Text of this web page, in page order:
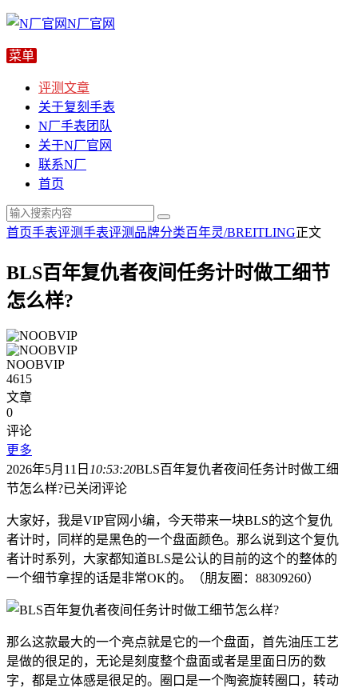
N厂官网
评测文章
关于复刻手表
N厂手表团队
关于N厂官网
联系N厂
首页
首页手表评测手表评测 品牌分类百年灵/BREITLING正文
BLS百年复仇者夜间任务计时做工细节
怎么样?
NOOBVIP
4615
文章
0
评论
更多
2026年5月11日 10:53:20BLS百年复仇者夜间任务计时做工细
节怎么样?已关闭评论
大家好，我是VIP官网小编，今天带来一块BLS的这个复仇
者计时，同样的是黑色的一个盘面颜色。那么说到这个复仇
者计时系列，大家都知道BLS是公认的目前的这个的整体的
一个细节拿捏的话是非常OK的。（朋友圈：88309260）
那么这款最大的一个亮点就是它的一个盘面，首先油压工艺
是做的很足的，无论是刻度整个盘面或者是里面日历的数
字，都是立体感是很足的。圈口是一个陶瓷旋转圈口，转动